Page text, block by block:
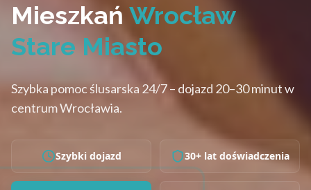
Mieszkań Wrocław
Stare Miasto
Szybka pomoc ślusarska 24/7 – dojazd 20–30 minut w
centrum Wrocławia.
Szybki dojazd 30+ lat doświadczenia